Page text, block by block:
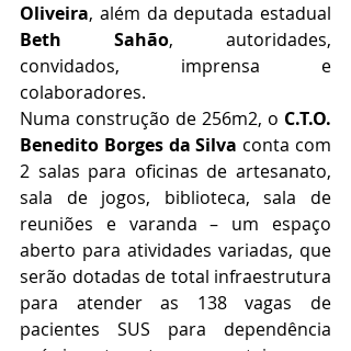
Oliveira
Beth Sahão, autoridades,
convidados, imprensa e
colaboradores.
Numa construção de 256m2, o C.T.O.
Benedito Borges da Silva conta com
2 salas para oficinas de artesanato,
sala de jogos, biblioteca, sala de
reuniões e varanda – um espaço
aberto para atividades variadas, que
serão dotadas de total infraestrutura
para atender as 138 vagas de
pacientes SUS para dependência